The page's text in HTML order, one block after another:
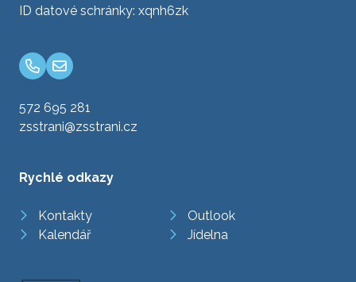
ID datové schránky: xqnh6zk
572 695 281
zsstrani@zsstrani.cz
Rychlé odkazy
Kontakty
Outlook
Kalendář
Jídelna